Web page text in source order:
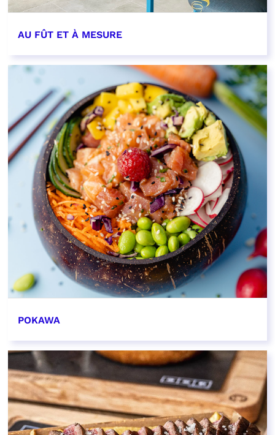
AU FÛT ET À MESURE
EN SAVOIR PLUS
POKAWA
EN SAVOIR PLUS